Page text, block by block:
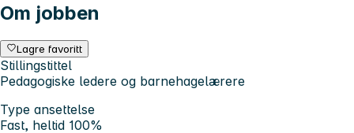
Om jobben
Lagre favoritt
Stillingstittel
Pedagogiske ledere og barnehagelærere
Type ansettelse
Fast, heltid 100%